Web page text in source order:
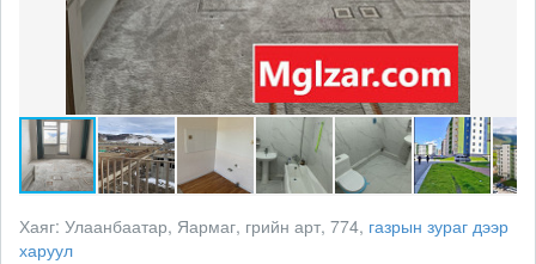
Хаяг: Улаанбаатар, Яармаг, грийн арт, 774, газрын зураг дээр
харуул